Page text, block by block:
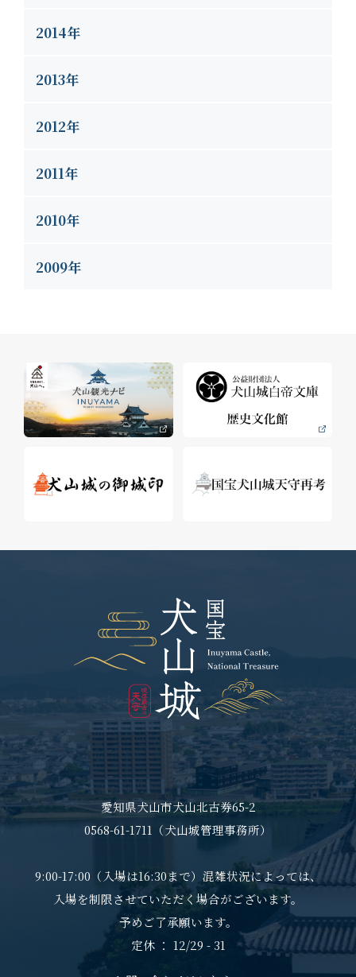
2014年
2013年
2012年
2011年
2010年
2009年
愛知県犬山市犬山北古券65-2
0568-61-1711（犬山城管理事務所）
9:00-17:00（入場は16:30まで）混雑状況によっては、
入場を制限させていただく場合がございます。
予めご了承願います。
定休 ： 12/29 - 31